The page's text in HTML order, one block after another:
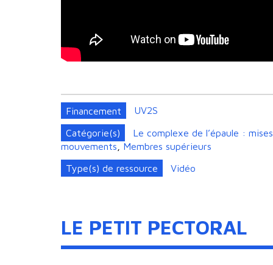
Financement UV2S
Catégorie(s)
Le complexe de l’épaule :
mouvements
Membres supérieurs
Type(s) de ressource Vidéo
LE PETIT PECTORAL